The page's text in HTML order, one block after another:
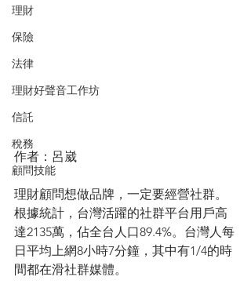
理財
保險
法律
理財好聲音工作坊
信託
稅務
顧問技能
作者：呂崴
理財顧問想做品牌，一定要經營社群。
根據統計，台灣活躍的社群平台用戶高
達2135萬，佔全台人口89.4%。台灣人每
日平均上網8小時7分鐘，其中有1/4的時
間都在滑社群媒體。